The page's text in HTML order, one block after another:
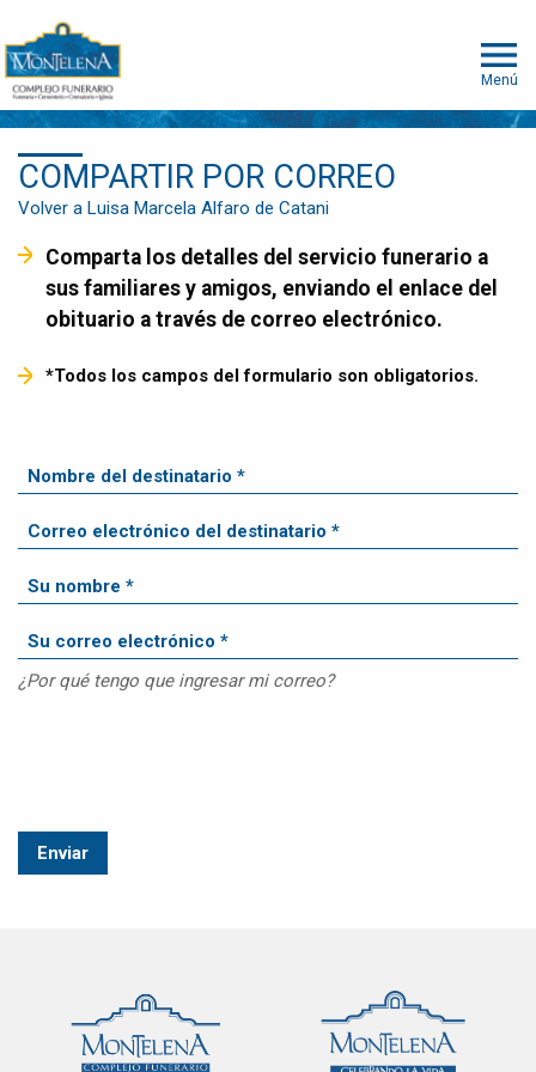
Menú
COMPARTIR POR CORREO
Volver a Luisa Marcela Alfaro de Catani
Comparta los detalles del servicio funerario a
sus familiares y amigos, enviando el enlace del
obituario a través de correo electrónico.
*Todos los campos del formulario son obligatorios.
¿Por qué tengo que ingresar mi correo?